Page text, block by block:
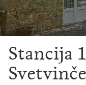
Stancija